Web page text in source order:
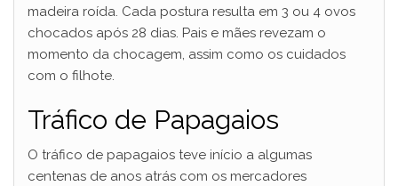
madeira roída. Cada postura resulta em 3 ou 4 ovos
chocados após 28 dias. Pais e mães revezam o
momento da chocagem, assim como os cuidados
com o filhote.
Tráfico de Papagaios
O tráfico de papagaios teve início a algumas
centenas de anos atrás com os mercadores